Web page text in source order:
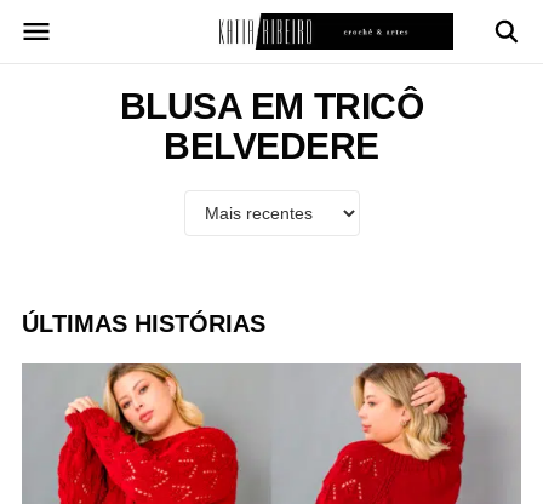
para
BLUSA EM TRICÔ
BELVEDERE
ÚLTIMAS HISTÓRIAS